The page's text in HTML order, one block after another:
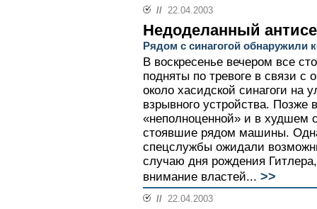
// 22.04.2003
Недоделанный
Рядом с синагогой обнаружили
В воскресенье вечером все
подняты по тревоге в связи с
около хасидской синагоги на
взрывного устройства.
«неполноценной» и в худшем
стоявшие рядом машины.
спецслужбы ожидали
случаю дня рождения
внимание властей... >>
// 22.04.2003